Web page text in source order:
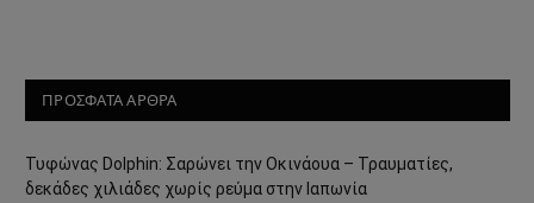
ΠΡΟΣΦΑΤΑ ΑΡΘΡΑ
Τυφώνας Dolphin: Σαρώνει την Οκινάουα – Τραυματίες,
δεκάδες χιλιάδες χωρίς ρεύμα στην Ιαπωνία